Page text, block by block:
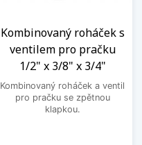
Kombinovaný roháček s
ventilem pro pračku
1/2" x 3/8" x 3/4"
Kombinovaný roháček a ventil
pro pračku se zpětnou
klapkou.